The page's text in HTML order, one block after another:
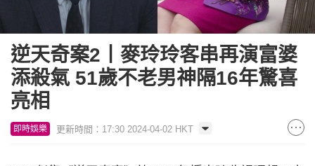
逆天奇案2丨麥玲玲客串再演富婆
添殺氣 51歲不老男神隔16年驚喜
亮相
即時娛樂 更新時間：17:30 2024-04-02 HKT